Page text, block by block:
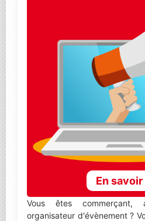
En
Vous êtes commerçant,
organisateur d'évènement ?